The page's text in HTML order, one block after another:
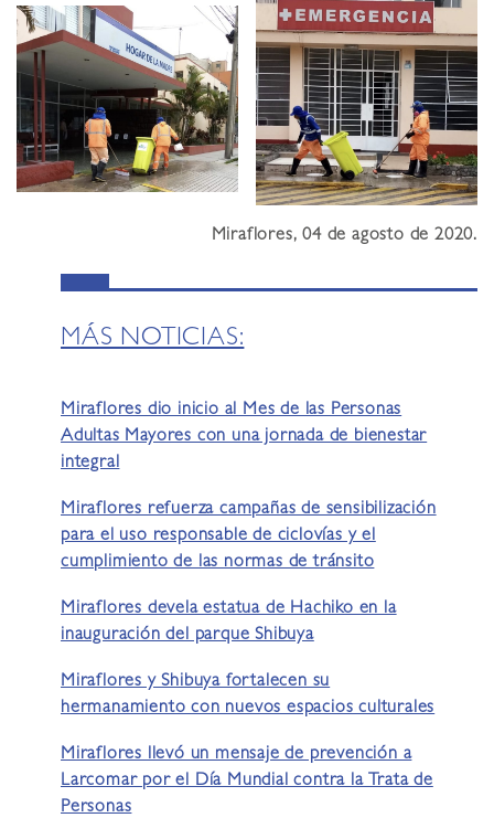
Miraflores, 04 de agosto de 2020.
MÁS NOTICIAS:
Miraflores dio inicio al Mes de las Personas
Adultas Mayores con una jornada de bienestar
integral
Miraflores refuerza campañas de sensibilización
para el uso responsable de ciclovías y el
cumplimiento de las normas de tránsito
Miraflores devela estatua de Hachiko en la
inauguración del parque Shibuya
Miraflores y Shibuya fortalecen su
hermanamiento con nuevos espacios culturales
Miraflores llevó un mensaje de prevención a
Larcomar por el Día Mundial contra la Trata de
Personas